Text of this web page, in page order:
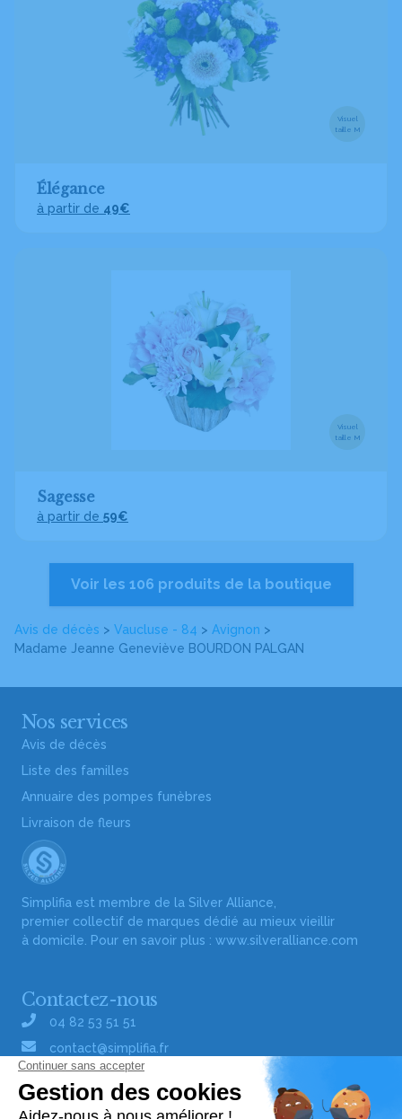
Avis de décès > Vaucluse - 84 > Avignon >
Madame Jeanne Geneviève BOURDON PALGAN
Visuel
taille M
Élégance
à partir de 49€
Visuel
taille M
Sagesse
à partir de 59€
Voir les 106 produits de la boutique
Nos services
Avis de décès
Liste des familles
Annuaire des pompes funèbres
Livraison de fleurs
Simplifia est membre de la Silver Alliance,
premier collectif de marques dédié au mieux vieillir
à domicile. Pour en savoir plus : www.silveralliance.com
Contactez-nous
04 82 53 51 51
contact@simplifia.fr
Réseaux sociaux